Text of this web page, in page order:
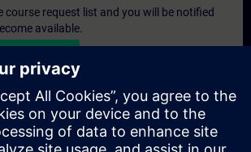
course request list and you will be notified
available.
list price quotation for this training, for